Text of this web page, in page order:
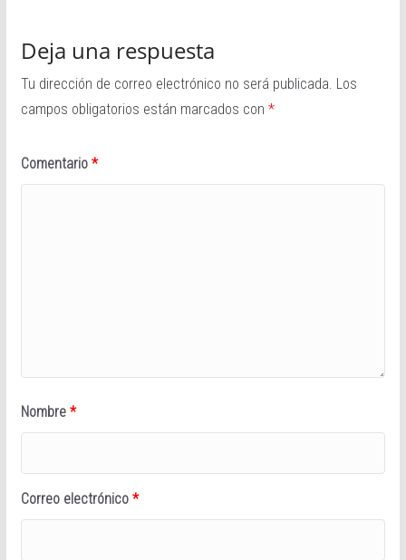
Deja una respuesta
Tu dirección de correo electrónico no será publicada. Los
campos obligatorios están marcados con *
Comentario *
Nombre *
Correo electrónico *